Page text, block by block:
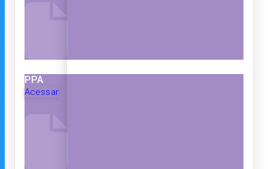
PPA
Acessar